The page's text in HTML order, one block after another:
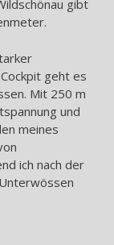
gibt
geht es
Mit 250 m
und
meines
ich nach der